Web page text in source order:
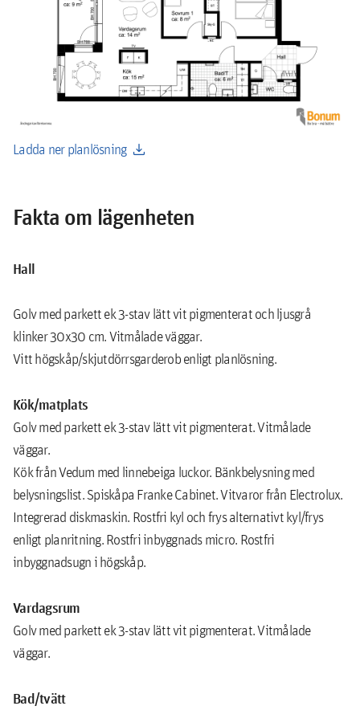
Ladda ner planlösning download
Fakta om lägenheten
Hall
Golv med parkett ek 3-stav lätt vit pigmenterat och ljusgrå
klinker 30x30 cm. Vitmålade väggar.
Vitt högskåp/skjutdörrsgarderob enligt planlösning.
Kök/matplats
Golv med parkett ek 3-stav lätt vit pigmenterat. Vitmålade
väggar.
Kök från Vedum med linnebeiga luckor. Bänkbelysning med
belysningslist. Spiskåpa Franke Cabinet. Vitvaror från Electrolux.
Integrerad diskmaskin. Rostfri kyl och frys alternativt kyl/frys
enligt planritning. Rostfri inbyggnads micro. Rostfri
inbyggnadsugn i högskåp.
Vardagsrum
Golv med parkett ek 3-stav lätt vit pigmenterat. Vitmålade
väggar.
Bad/tvätt